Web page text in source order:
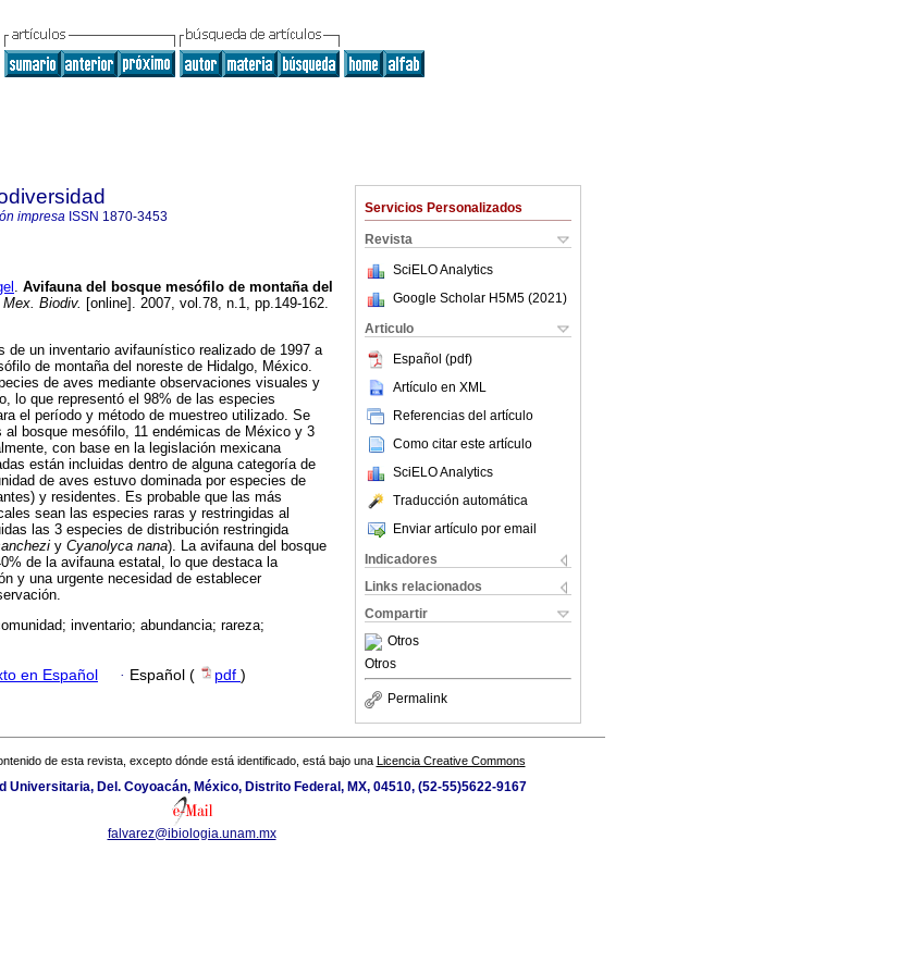
Servicios Personalizados
Revista
SciELO Analytics
Google Scholar H5M5 (2021 )
Articulo
Español (pdf)
Artículo en XML
Referencias del artículo
Como citar este artículo
SciELO Analytics
Traducción automática
Enviar artículo por email
Indicadores
Links relacionados
Compartir
Otros
Otros
Permalink
impresa ISSN 1870-3453
. Avifauna del bosque mesófilo de montaña del
Mex. Biodiv. [online]. 2007, vol.78, n.1, pp.149-162.
de un inventario avifaunístico realizado de 1997 a
de montaña del noreste de Hidalgo, México.
de aves mediante observaciones visuales y
lo que representó el 98% de las especies
el período y método de muestreo utilizado. Se
bosque mesófilo, 11 endémicas de México y 3
con base en la legislación mexicana
están incluidas dentro de alguna categoría de
de aves estuvo dominada por especies de
y residentes. Es probable que las más
sean las especies raras y restringidas al
las 3 especies de distribución restringida
y Cyanolyca nana). La avifauna del bosque
de la avifauna estatal, lo que destaca la
y una urgente necesidad de establecer
inventario; abundancia; rareza;
en Español · Español ( pdf )
de esta revista, excepto dónde está identificado, está bajo una Licencia Creative Commons
Universitaria, Del. Coyoacán, México, Distrito Federal, MX, 04510, (52-55)5622-9167
falvarez@ibiologia.unam.mx